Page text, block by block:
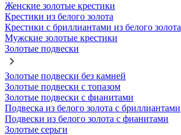
Женские золотые крестики
Крестики из белого золота
Крестики с бриллиантами из белого золота
Мужские золотые крестики
Золотые подвески
Золотые подвески без камней
Золотые подвески с топазом
Золотые подвески с фианитами
Подвеска из белого золота с бриллиантами
Подвески из белого золота с фианитами
Золотые серьги